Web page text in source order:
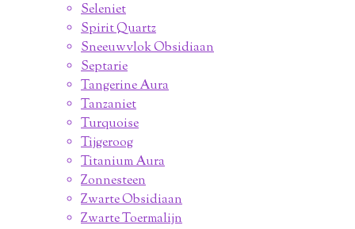
Seleniet
Spirit Quartz
Sneeuwvlok Obsidiaan
Septarie
Tangerine Aura
Tanzaniet
Turquoise
Tijgeroog
Titanium Aura
Zonnesteen
Zwarte Obsidiaan
Zwarte Toermalijn